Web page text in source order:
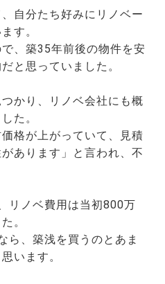
自分たち好みにリノベー
す。
、築35年前後の物件を安
と思っていました。
かり、リノベ会社にも概
た。
格が上がっていて、見積
あります」と言われ、不
リノベ費用は当初800万
。
ら、築浅を買うのとあま
います。